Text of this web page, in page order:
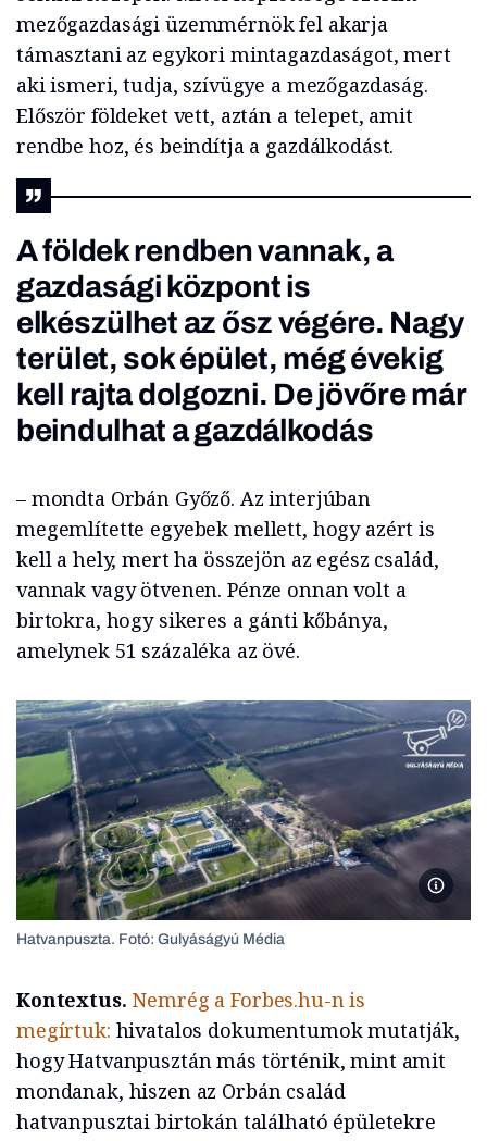
mezőgazdasági üzemmérnök fel akarja
támasztani az egykori mintagazdaságot, mert
aki ismeri, tudja, szívügye a mezőgazdaság.
Először földeket vett, aztán a telepet, amit
rendbe hoz, és beindítja a gazdálkodást.
A földek rendben vannak, a
gazdasági központ is
elkészülhet az ősz végére. Nagy
terület, sok épület, még évekig
kell rajta dolgozni. De jövőre már
beindulhat a gazdálkodás
– mondta Orbán Győző. Az interjúban
megemlítette egyebek mellett, hogy azért is
kell a hely, mert ha összejön az egész család,
vannak vagy ötvenen. Pénze onnan volt a
birtokra, hogy sikeres a gánti kőbánya,
amelynek 51 százaléka az övé.
Hatvanpuszta. Fotó: Gulyáságyú Média
Kontextus. Nemrég a Forbes.hu-n is
megírtuk: hivatalos dokumentumok mutatják,
hogy Hatvanpusztán más történik, mint amit
mondanak, hiszen az Orbán család
hatvanpusztai birtokán található épületekre